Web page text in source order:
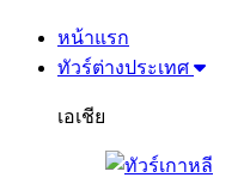
หน้าแรก
ทัวร์ต่างประเทศ
เอเชีย